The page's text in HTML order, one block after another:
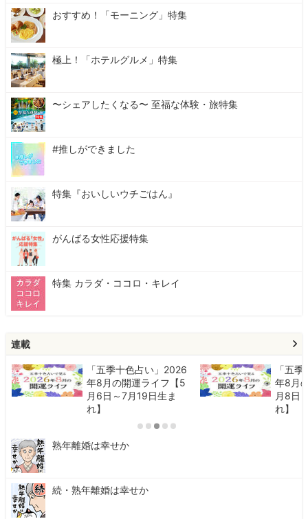
おすすめ！「モーニング」特集
極上！「ホテルグルメ」特集
〜シェアしたくなる〜 至福な体験・旅特集
#推しができました
特集『おいしいウチごはん』
がんばる女性応援特集
特集 カラダ・ココロ・キレイ
連載
「五季十色占い」2026
年8月の開運ライフ【5
月6日～7月19日生ま
れ】
「五
年8月
月8日
れ】
熟年離婚は幸せか
続・熟年離婚は幸せか